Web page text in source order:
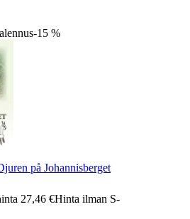
-15 %
på Johannisberget
27,46 €Hinta ilman S-